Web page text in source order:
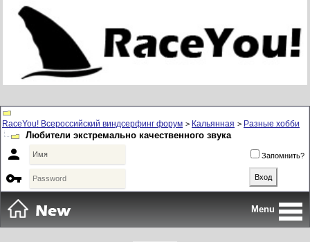
RaceYou! Всероссийский виндсерфинг форум > Кальянная > Разные хобби
Любители экстремально качественного звука
 Запомнить?

Menu